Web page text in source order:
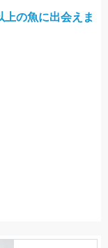
の魚に出会えま